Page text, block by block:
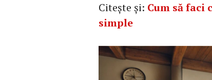
Citește și: Cum să faci
simple